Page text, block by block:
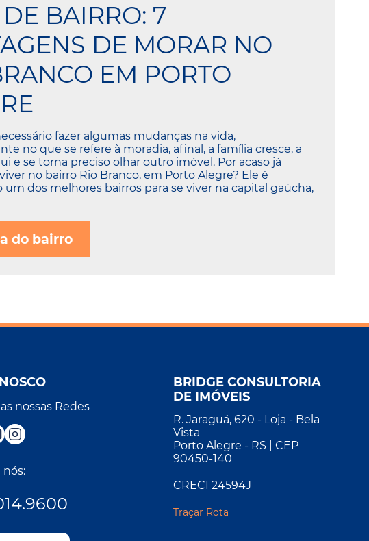
BAIRRO: 7
DE MORAR NO
EM PORTO
fazer algumas mudanças na vida,
no que se refere à moradia, afinal, a família cresce, a
e se torna preciso olhar outro imóvel. Por acaso já
no bairro Rio Branco, em Porto Alegre? Ele é
um dos melhores bairros para se viver na capital gaúcha,
do bairro
nossas Redes
nós:
BRIDGE CONSULTORIA
DE IMÓVEIS
R. Jaraguá, 620 - Loja - Bela
Vista
Porto Alegre - RS | CEP
90450-140
CRECI 24594J
Traçar Rota